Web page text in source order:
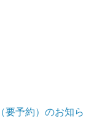
要予約）のお知ら